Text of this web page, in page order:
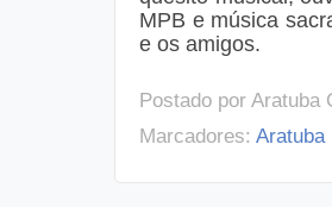
MPB e música
e os amigos.
Postado por Aratuba
Marcadores: Aratuba